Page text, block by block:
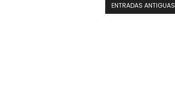
ENTRADAS ANTIGUAS